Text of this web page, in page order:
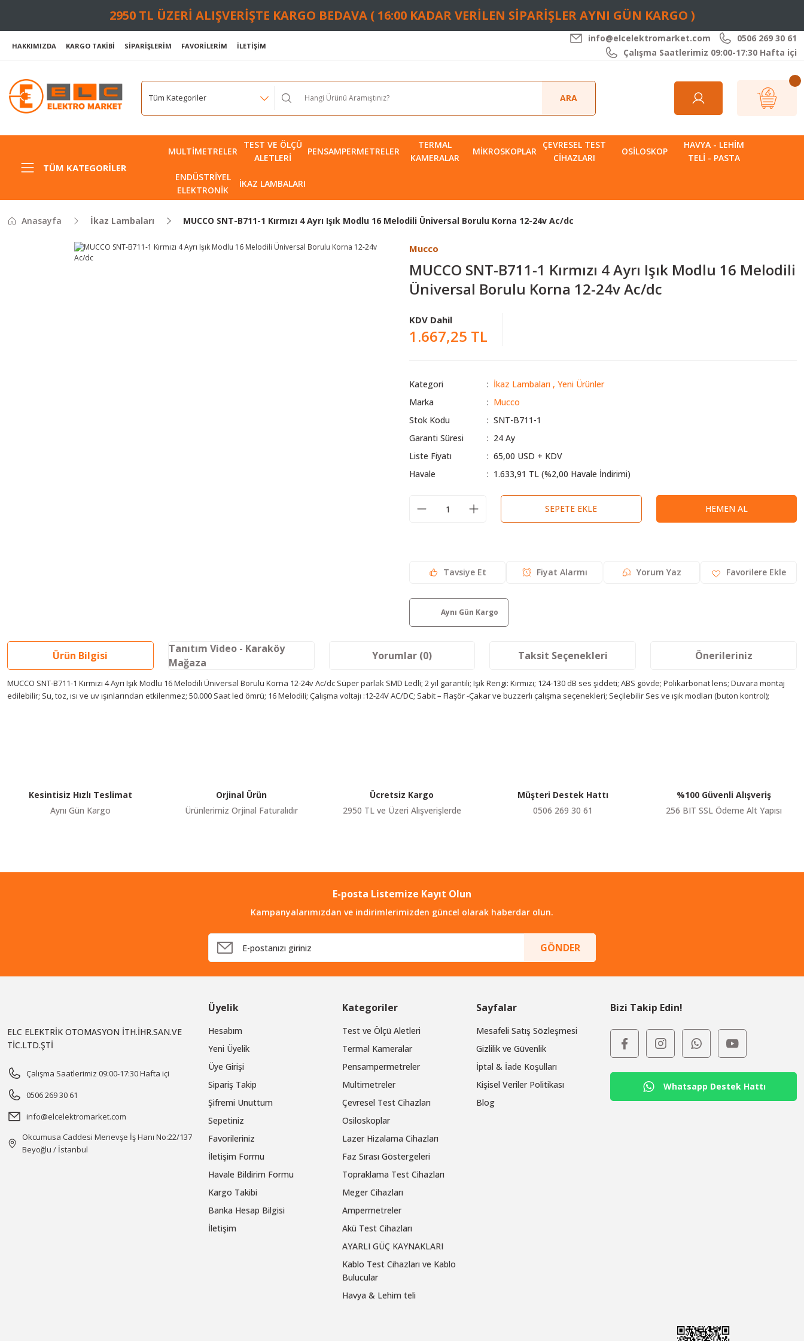
2950 TL ÜZERİ ALIŞVERİŞTE KARGO BEDAVA ( 16:00 KADAR VERİLEN SİPARİŞLER AYNI GÜN KARGO )
HAKKIMIZDA KARGO TAKİBİ SİPARİŞLERİM FAVORİLERİM İLETİŞİM
info@elcelektromarket.com
0506 269 30 61
Çalışma Saatlerimiz 09:00-17:30 Hafta içi
ARA
TÜM KATEGORILER
MULTIMETRELER
TEST VE ÖLÇÜ
ALETLERI
PENSAMPERMETRELER
TERMAL
KAMERALAR
MIKROSKOPLAR
ÇEVRESEL TEST
CIHAZLARI
OSILOSKOP
HAVYA - LEHIM
TELI - PASTA
ENDÜSTRIYEL
ELEKTRONIK
İKAZ LAMBALARI
Anasayfa İkaz Lambaları MUCCO SNT-B711-1 Kırmızı 4 Ayrı Işık Modlu 16 Melodili Üniversal Borulu Korna 12-24v Ac/dc
Mucco
MUCCO SNT-B711-1 Kırmızı 4 Ayrı Işık Modlu 16 Melodili
Üniversal Borulu Korna 12-24v Ac/dc
KDV Dahil
1.667,25 TL
Kategori İkaz Lambaları , Yeni Ürünler
Marka
Mucco
Stok Kodu
SNT-B711-1
Garanti Süresi
24 Ay
Liste Fiyatı
65,00 USD + KDV
Havale
1.633,91 TL (%2,00 Havale İndirimi)
SEPETE EKLE HEMEN AL
Tavsiye Et Fiyat Alarmı Yorum Yaz
Aynı Gün Kargo
Ürün Bilgisi
Tanıtım Video - Karaköy
Mağaza
Yorumlar (0) Taksit Seçenekleri Önerileriniz
MUCCO SNT-B711-1 Kırmızı 4 Ayrı Işık Modlu 16 Melodili Üniversal Borulu Korna 12-24v Ac/dc Süper parlak SMD Ledli; 2 yıl garantili; Işık Rengi: Kırmızı; 124-130 dB ses şiddeti; ABS gövde; Polikarbonat lens; Duvara montaj
edilebilir; Su, toz, ısı ve uv ışınlarından etkilenmez; 50.000 Saat led ömrü; 16 MelodiIi; Çalışma voltajı :12-24V AC/DC; Sabit – Flaşör -Çakar ve buzzerlı çalışma seçenekleri; Seçilebilir Ses ve ışık modları (buton kontrol);
Ürün bilgilerinde hatalar bulunuyor.
Ürün fiyatı diğer sitelerden daha pahalı.
Gönder
Kesintisiz Hızlı Teslimat
Aynı Gün Kargo
Orjinal Ürün
Ürünlerimiz Orjinal Faturalıdır
Ücretsiz Kargo
2950 TL ve Üzeri Alışverişlerde
Müşteri Destek Hattı
0506 269 30 61
%100 Güvenli Alışveriş
256 BIT SSL Ödeme Alt Yapısı
E-posta Listemize Kayıt Olun
Kampanyalarımızdan ve indirimlerimizden güncel olarak haberdar olun.
GÖNDER
ELC ELEKTRİK OTOMASYON İTH.İHR.SAN.VE
TİC.LTD.ŞTİ
Çalışma Saatlerimiz 09:00-17:30 Hafta içi
0506 269 30 61
info@elcelektromarket.com
Okcumusa Caddesi Menevşe İş Hanı No:22/137
Beyoğlu / İstanbul
Üyelik
Hesabım
Yeni Üyelik
Üye Girişi
Sipariş Takip
Şifremi Unuttum
Sepetiniz
Favorileriniz
İletişim Formu
Havale Bildirim Formu
Kargo Takibi
Banka Hesap Bilgisi
İletişim
Kategoriler
Test ve Ölçü Aletleri
Termal Kameralar
Pensampermetreler
Multimetreler
Çevresel Test Cihazları
Osiloskoplar
Lazer Hizalama Cihazları
Faz Sırası Göstergeleri
Topraklama Test Cihazları
Meger Cihazları
Ampermetreler
Akü Test Cihazları
AYARLI GÜÇ KAYNAKLARI
Kablo Test Cihazları ve Kablo
Bulucular
Havya & Lehim teli
Sayfalar
Mesafeli Satış Sözleşmesi
Gizlilik ve Güvenlik
İptal & İade Koşulları
Kişisel Veriler Politikası
Blog
Bizi Takip Edin!
Whatsapp Destek Hattı